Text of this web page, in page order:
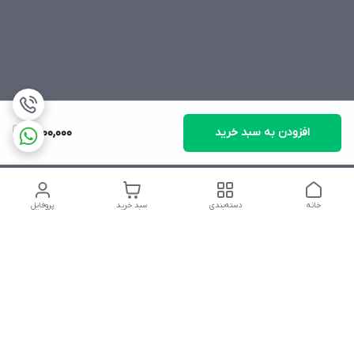
1,500,000 افزودن به سبد خرید
پروفایل سبد خرید دسته‌بندی خانه